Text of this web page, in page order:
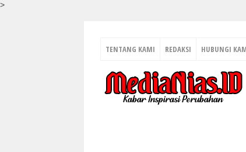
>
TENTANG KAMI REDAKSI HUBUNGI